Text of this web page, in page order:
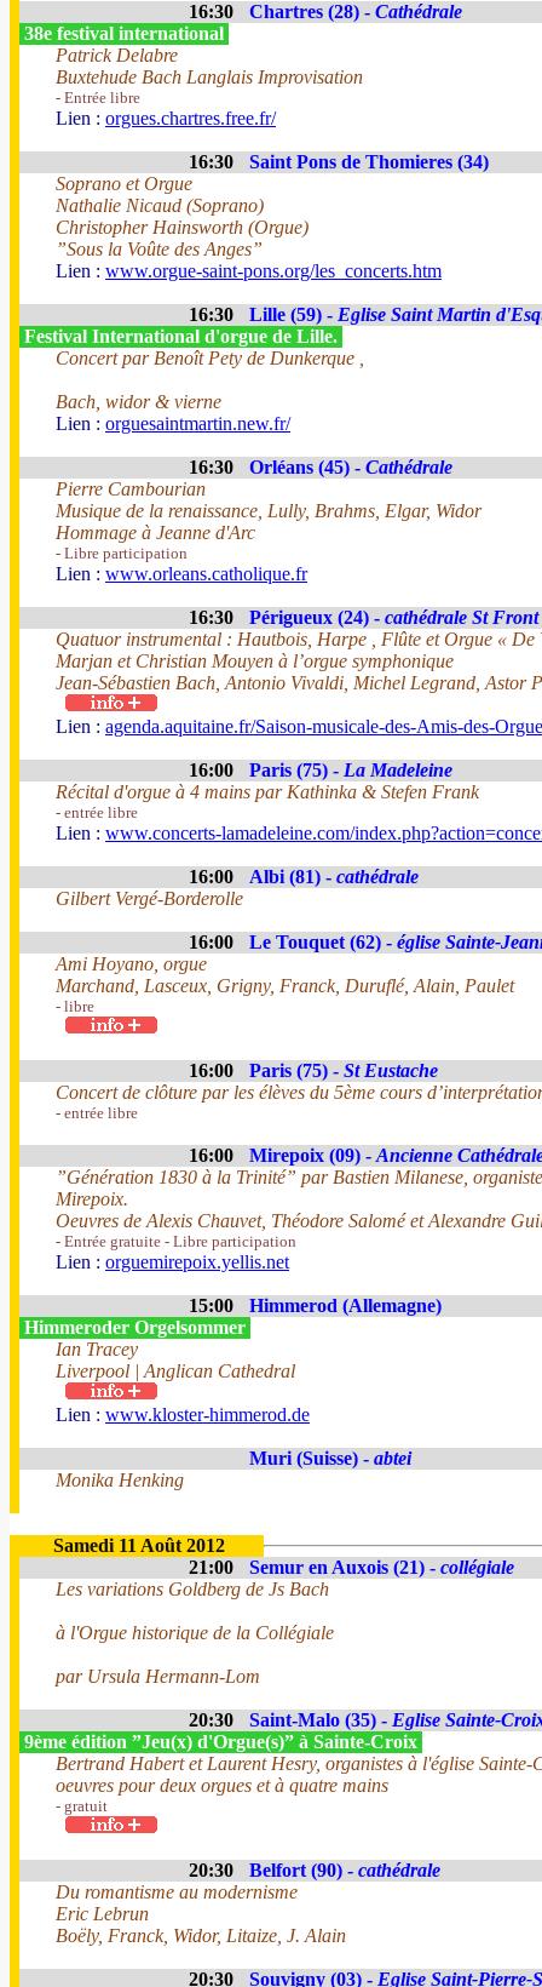
16:30 Chartres (28) - Cathédrale
38e festival international
Patrick Delabre
Buxtehude Bach Langlais Improvisation
- Entrée libre
Lien : orgues.chartres.free.fr/
16:30
Saint Pons de Thomieres (34)
Soprano et Orgue
Nathalie Nicaud (Soprano)
Christopher Hainsworth (Orgue)
”Sous la Voûte des Anges”
Lien : www.orgue-saint-pons.org/les_concerts.htm
16:30 Lille (59) - Eglise Saint Martin
Festival International d'orgue de Lille.
Concert par Benoît Pety de Dunkerque ,
Bach, widor & vierne
Lien : orguesaintmartin.new.fr/
16:30 Orléans (45) - Cathédrale
Pierre Cambourian
Musique de la renaissance, Lully, Brahms, Elgar, Widor
Hommage à Jeanne d'Arc
- Libre participation
Lien : www.orleans.catholique.fr
16:30 Périgueux (24) - cathédrale St Front
Quatuor instrumental : Hautbois, Harpe , Flûte et Orgue « De
Marjan et Christian Mouyen à l’orgue symphonique
Jean-Sébastien Bach, Antonio Vivaldi, Michel Legrand, Astor
Lien : agenda.aquitaine.fr/Saison-musicale-des-Amis-des-
16:00 Paris (75) - La Madeleine
Récital d'orgue à 4 mains par Kathinka & Stefen Frank
- entrée libre
Lien : www.concerts-lamadeleine.com/
16:00 Albi (81) - cathédrale
Gilbert Vergé-Borderolle
16:00 Le Touquet (62) - église Sainte-
Ami Hoyano, orgue
Marchand, Lasceux, Grigny, Franck, Duruflé, Alain, Paulet
- libre
16:00 Paris (75) - St Eustache
Concert de clôture par les élèves du 5ème cours
- entrée libre
16:00 Mirepoix (09) - Ancienne
”Génération 1830 à la Trinité” par Bastien Milanese,
Mirepoix.
Oeuvres de Alexis Chauvet, Théodore Salomé et Alexandre
- Entrée gratuite - Libre participation
Lien : orguemirepoix.yellis.net
15:00
Himmerod (Allemagne)
Himmeroder Orgelsommer
Ian Tracey
Liverpool | Anglican Cathedral
Lien : www.kloster-himmerod.de
Muri (Suisse) - abtei
Monika Henking
Samedi 11 Août 2012
21:00
Semur en Auxois (21) - collégiale
Les variations Goldberg de Js Bach
à l'Orgue historique de la Collégiale
par Ursula Hermann-Lom
20:30 Saint-Malo (35) - Eglise Sainte-
9ème édition ”Jeu(x) d'Orgue(s)” à Sainte-Croix
Bertrand Habert et Laurent Hesry, organistes à l'église Sainte-
oeuvres pour deux orgues et à quatre mains
- gratuit
20:30 Belfort (90) - cathédrale
Du romantisme au modernisme
Eric Lebrun
Boëly, Franck, Widor, Litaize, J. Alain
20:30 Souvigny (03) - Eglise Saint-Pierre-